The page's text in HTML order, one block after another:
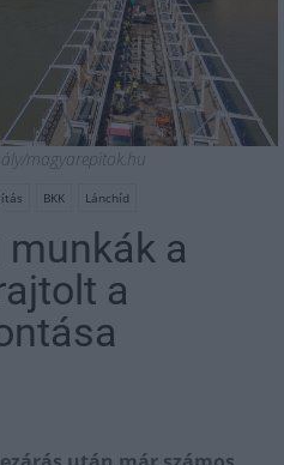
magyarepitok.hu
BKK Lánchíd
a
a